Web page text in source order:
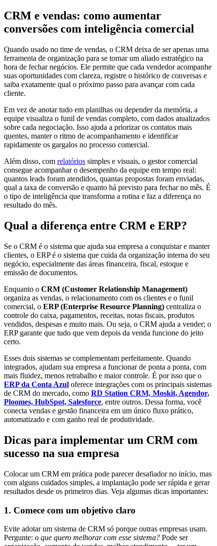
CRM e vendas: como aumentar
conversões com inteligência comercial
Quando usado no time de vendas, o CRM deixa de ser apenas uma
ferramenta de organização para se tornar um aliado estratégico na
hora de fechar negócios. Ele permite que cada vendedor acompanhe
suas oportunidades com clareza, registre o histórico de conversas e
saiba exatamente qual o próximo passo para avançar com cada
cliente.
Em vez de anotar tudo em planilhas ou depender da memória, a
equipe visualiza o funil de vendas completo, com dados atualizados
sobre cada negociação. Isso ajuda a priorizar os contatos mais
quentes, manter o ritmo de acompanhamento e identificar
rapidamente os gargalos no processo comercial.
Além disso, com relatórios simples e visuais, o gestor comercial
consegue acompanhar o desempenho da equipe em tempo real:
quantos leads foram atendidos, quantas propostas foram enviadas,
qual a taxa de conversão e quanto há previsto para fechar no mês. É
o tipo de inteligência que transforma a rotina e faz a diferença no
resultado do mês.
Qual a diferença entre CRM e ERP?
Se o CRM é o sistema que ajuda sua empresa a conquistar e manter
clientes, o ERP é o sistema que cuida da organização interna do seu
negócio, especialmente das áreas financeira, fiscal, estoque e
emissão de documentos.
Enquanto o CRM (Customer Relationship Management)
organiza as vendas, o relacionamento com os clientes e o funil
comercial, o ERP (Enterprise Resource Planning) centraliza o
controle do caixa, pagamentos, receitas, notas fiscais, produtos
vendidos, despesas e muito mais. Ou seja, o CRM ajuda a vender; o
ERP garante que tudo que vem depois da venda funcione do jeito
certo.
Esses dois sistemas se complementam perfeitamente. Quando
integrados, ajudam sua empresa a funcionar de ponta a ponta, com
mais fluidez, menos retrabalho e maior controle. É por isso que o
ERP da Conta Azul oferece integrações com os principais sistemas
de CRM do mercado, como RD Station CRM, Moskit, Agendor,
Ploomes, HubSpot, Salesforce, entre outros. Dessa forma, você
conecta vendas e gestão financeira em um único fluxo prático,
automatizado e com ganho real de produtividade.
Dicas para implementar um CRM com
sucesso na sua empresa
Colocar um CRM em prática pode parecer desafiador no início, mas
com alguns cuidados simples, a implantação pode ser rápida e gerar
resultados desde os primeiros dias. Veja algumas dicas importantes:
1. Comece com um objetivo claro
Evite adotar um sistema de CRM só porque outras empresas usam.
Pergunte: o que quero melhorar com esse sistema? Pode ser